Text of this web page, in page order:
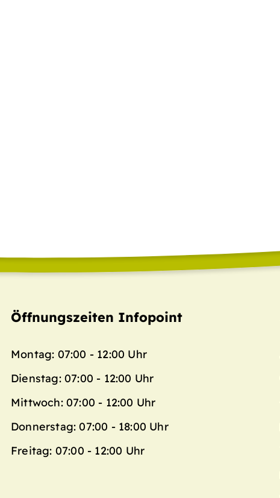
Öffnungszeiten Infopoint
Montag: 07:00 - 12:00 Uhr
Dienstag: 07:00 - 12:00 Uhr
Mittwoch: 07:00 - 12:00 Uhr
Donnerstag: 07:00 - 18:00 Uhr
Freitag: 07:00 - 12:00 Uhr